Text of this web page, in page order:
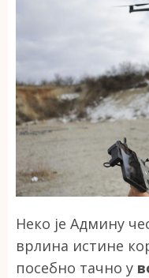
Неко је Админу
врлина истине
посебно тачно у